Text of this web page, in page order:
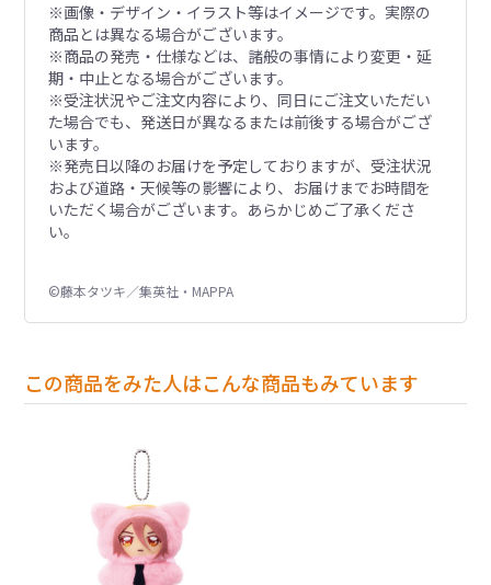
※画像・デザイン・イラスト等はイメージです。実際の
商品とは異なる場合がございます。
※商品の発売・仕様などは、諸般の事情により変更・延
期・中止となる場合がございます。
※受注状況やご注文内容により、同日にご注文いただい
た場合でも、発送日が異なるまたは前後する場合がござ
います。
※発売日以降のお届けを予定しておりますが、受注状況
および道路・天候等の影響により、お届けまでお時間を
いただく場合がございます。あらかじめご了承くださ
い。
©藤本タツキ／集英社・MAPPA
この商品をみた人はこんな商品もみています